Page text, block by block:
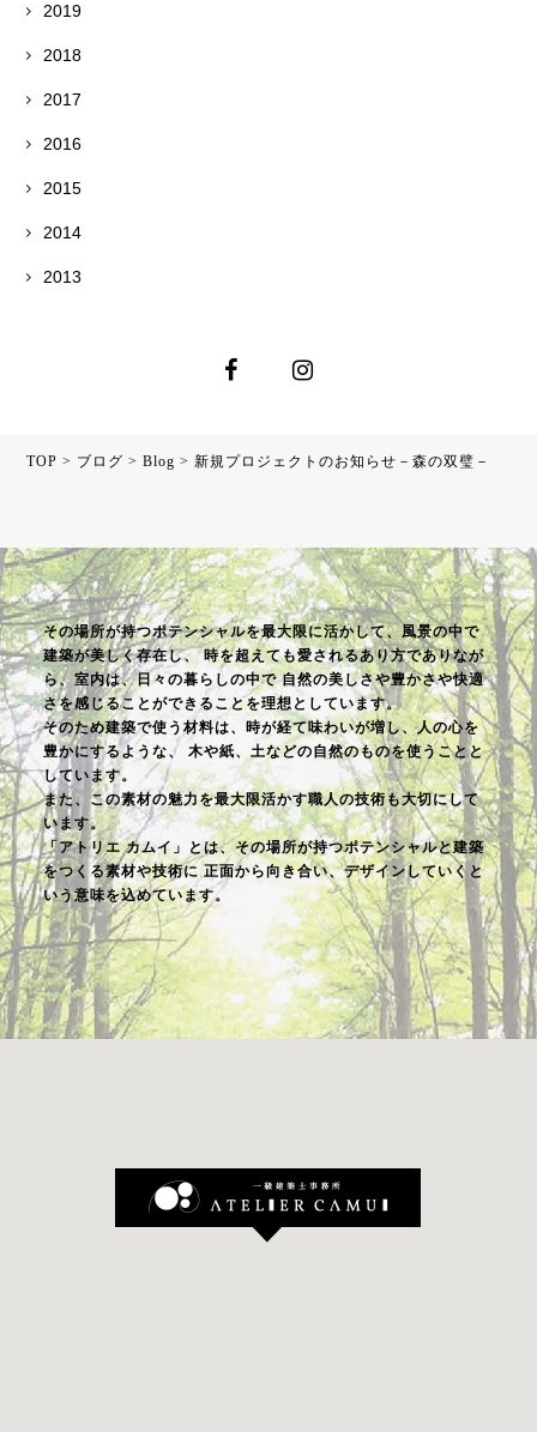
2019
2018
2017
2016
2015
2014
2013
TOP > ブログ >Blog >新規プロジェクトのお知らせ－森の双璧－
その場所が持つポテンシャルを最大限に活かして、風景の中で
建築が美しく存在し、時を超えても愛されるあり方でありなが
ら、室内は、日々の暮らしの中で自然の美しさや豊かさや快適
さを感じることができることを理想としています。
そのため建築で使う材料は、時が経て味わいが増し、人の心を
豊かにするような、 木や紙、土などの自然のものを使うことと
しています。
また、この素材の魅力を最大限活かす職人の技術も大切にして
います。
「アトリエ カムイ」とは、その場所が持つポテンシャルと建築
をつくる素材や技術に 正面から向き合い、デザインしていくと
いう意味を込めています。